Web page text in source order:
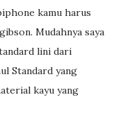
kamu harus
Mudahnya saya
lini dari
Standard yang
kayu yang